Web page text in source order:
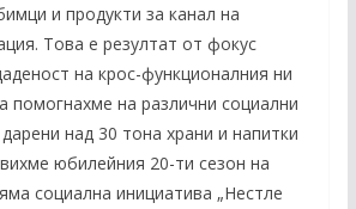
и продукти за канал на
Това е резултат от фокус
на крос-функционалния ни
помогнахме на различни социални
над 30 тона храни и напитки
юбилейния 20-ти сезон на
социална инициатива „Нестле